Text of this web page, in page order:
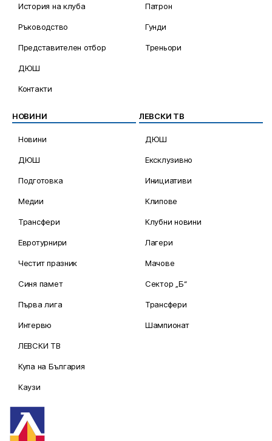
История на клуба
Ръководство
Представителен отбор
ДЮШ
Контакти
Патрон
Гунди
Треньори
НОВИНИ
Новини
ДЮШ
Подготовка
Медии
Трансфери
Евротурнири
Честит празник
Синя памет
Първа лига
Интервю
ЛЕВСКИ ТВ
Купа на България
Каузи
ЛЕВСКИ ТВ
ДЮШ
Ексклузивно
Инициативи
Клипове
Клубни новини
Лагери
Мачове
Сектор „Б“
Трансфери
Шампионат